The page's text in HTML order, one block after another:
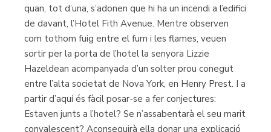
quan, tot d’una, s’adonen que hi ha un incendi a l’edifici
de davant, l’Hotel Fith Avenue. Mentre observen
com tothom fuig entre el fum i les flames, veuen
sortir per la porta de l’hotel la senyora Lizzie
Hazeldean acompanyada d’un solter prou conegut
entre l’alta societat de Nova York, en Henry Prest. I a
partir d’aquí és fàcil posar-se a fer conjectures:
Estaven junts a l’hotel? Se n’assabentarà el seu marit
convalescent? Aconseguirà ella donar una explicació